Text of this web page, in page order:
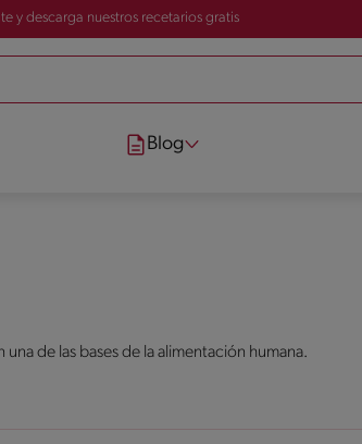
y descarga nuestros recetarios gratis
Blog
de las bases de la alimentación humana.